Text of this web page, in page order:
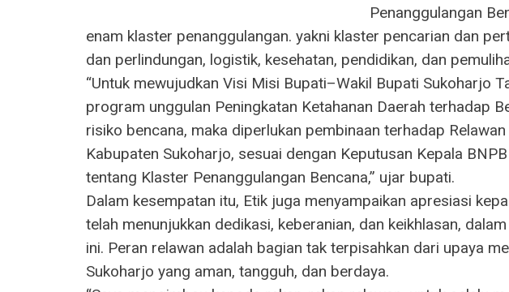
Penanggulangan
enam klaster penanggulangan. yakni klaster pencarian dan
dan perlindungan, logistik, kesehatan, pendidikan, dan
“Untuk mewujudkan Visi Misi Bupati–Wakil Bupati Sukoharjo
program unggulan Peningkatan Ketahanan Daerah terhadap
risiko bencana, maka diperlukan pembinaan terhadap
Kabupaten Sukoharjo, sesuai dengan Keputusan Kepala
tentang Klaster Penanggulangan Bencana,” ujar bupati.
Dalam kesempatan itu, Etik juga menyampaikan apresiasi
telah menunjukkan dedikasi, keberanian, dan keikhlasan,
ini. Peran relawan adalah bagian tak terpisahkan dari upaya
Sukoharjo yang aman, tangguh, dan berdaya.